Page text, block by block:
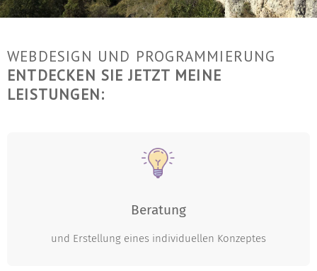
WEBDESIGN UND PROGRAMMIERUNG
ENTDECKEN SIE JETZT MEINE
LEISTUNGEN:
Beratung
und Erstellung eines individuellen Konzeptes